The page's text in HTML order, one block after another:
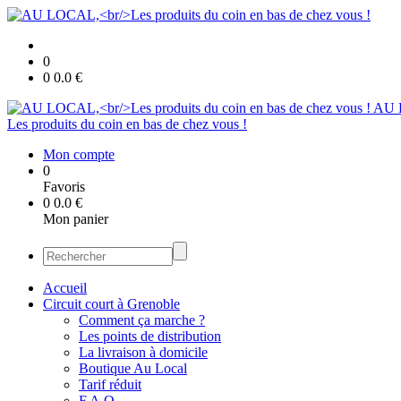
0
0 0.0 €
AU
Les produits du coin en bas de chez vous !
Mon compte
0
Favoris
0 0.0 €
Mon panier
Accueil
Circuit court à Grenoble
Comment ça marche ?
Les points de distribution
La livraison à domicile
Boutique Au Local
Tarif réduit